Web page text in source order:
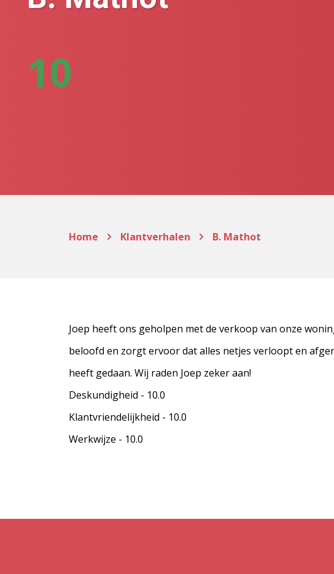
10
Home Klantverhalen B. Mathot
Joep heeft ons geholpen met de verkoop van onze
beloofd en zorgt ervoor dat alles netjes verloopt en
heeft gedaan. Wij raden Joep zeker aan!
Deskundigheid - 10.0
Klantvriendelijkheid - 10.0
Werkwijze - 10.0